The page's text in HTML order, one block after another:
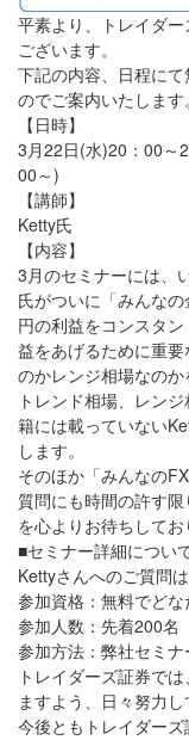
平素より、トレイダ
ございます。
下記の内容、日程に
のでご案内いたします。
【日時】
3月22日(水)20：00～
00～)
【講師】
Ketty氏
【内容】
3月のセミナーには、
氏がついに「みんな
円の利益をコンスタ
益をあげるために重
のかレンジ相場なのか
トレンド相場、レン
籍には載っていない
します。
そのほか「みんなの
質問にも時間の許す
を心よりお待ちしてお
■セミナー詳細につい
Kettyさんへのご質問は
参加資格：無料でどな
参加人数：先着200名
参加方法：弊社セミナ
トレイダーズ証券で
ますよう、日々努力し
今後ともトレイダーズ